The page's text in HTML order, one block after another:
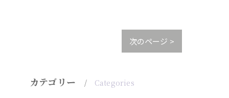
次のページ >
カテゴリー Categories